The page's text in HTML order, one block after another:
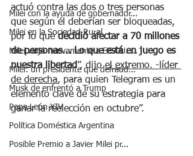
Milei con la ayuda de gobernador...
Milei en la Sociedad Rural
Milei viajó nuevamente a EE.UU. ...
Milei: un presidente que defraud...
Musk de enfrentó a Trump
Papa León XIV
Política Doméstica Argentina
Posible Premio a Javier Milei pr...
actuó contra las dos o tres personas
que según él deberían ser bloqueadas,
por lo que decidió afectar a 70 millones
de personas... Lo que está en juego es
nuestra libertad”, dijo el extremo. -líder
de derecha, para quien Telegram es un
elemento clave de su estrategia para
ganar la reelección en octubre”.